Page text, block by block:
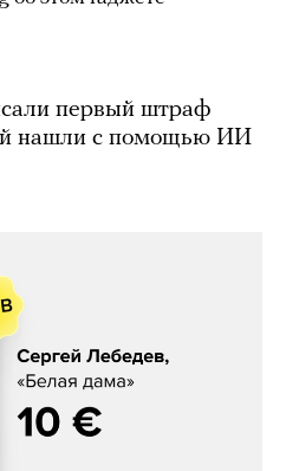
первый штраф
нашли с помощью ИИ